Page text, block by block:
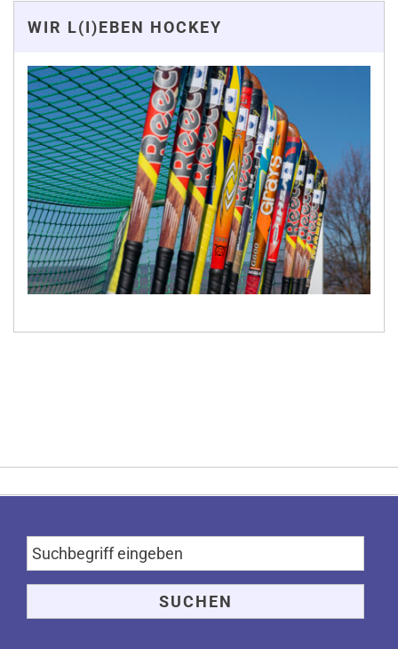
WIR L(I)EBEN HOCKEY